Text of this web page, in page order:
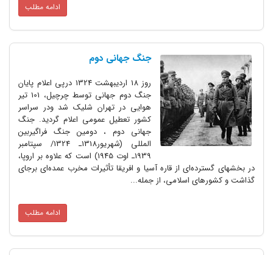
ادامه مطلب
جنگ‌ جهانی‌ دوم‌
روز 18 اردیبهشت 1324 درپی اعلام پایان
جنگ دوم جهانی توسط چرچیل‌، 101 تیر
هوایی در تهران شلیک شد ودر سراسر
کشور تعطیل عمومی اعلام گردید. جنگ‌
جهانی‌ دوم‌ ، دومین‌ جنگ‌ فراگیربین
المللی (شهریور1318ـ 1324/ سپتامبر
1939ـ اوت 1945) است که‌ علاوه‌ بر اروپا،
در بخشهای‌ گسترده‌ای‌ از قاره‌ آسیا و افریقا تأثیرات‌ مخرب‌ عمده‌ای‌ برجای‌
گذاشت‌ و کشورهای‌ اسلامی‌، از جمله‌...
ادامه مطلب